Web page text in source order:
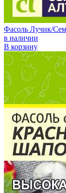
Фасоль Лучик/
в наличии
В корзину